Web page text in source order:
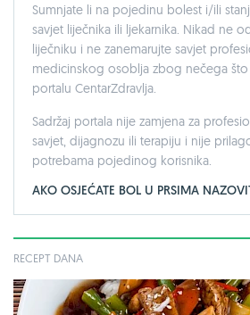
Sumnjate li na pojedinu bolest i/ili
savjet liječnika ili ljekarnika. Nikad ne
liječniku i ne zanemarujte savjet
medicinskog osoblja zbog nečega
portalu CentarZdravlja.
Sadržaj portala nije zamjena za
savjet, dijagnozu ili terapiju i nije
potrebama pojedinog korisnika.
AKO OSJEĆATE BOL U PRSIMA
RECEPT DANA